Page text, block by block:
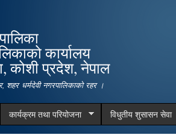
कार्यालय
कोशी प्रदेश, नेपाल
शहर धर्मदेवी नगरपालिकाको रहर ।
कार्यक्रम तथा परियोजना विधुतीय शुसासन सेवा